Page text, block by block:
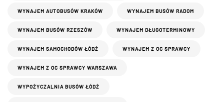
WYNAJEM AUTOBUSÓW KRAKÓW WYNAJEM BUSÓW RADOM
WYNAJEM BUSÓW RZESZÓW WYNAJEM DŁUGOTERMINOWY
WYNAJEM SAMOCHODÓW ŁÓDŹ WYNAJEM Z OC SPRAWCY
WYNAJEM Z OC SPRAWCY WARSZAWA
WYPOŻYCZALNIA BUSÓW ŁÓDŹ